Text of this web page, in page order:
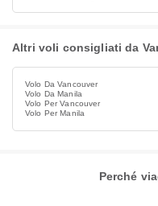
Altri voli consigliati da
Volo Da Vancouver
Volo Da Manila
Volo Per Vancouver
Volo Per Manila
Perché